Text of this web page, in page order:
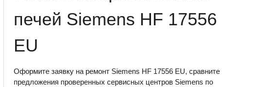
печей Siemens HF 17556
EU
Оформите заявку на ремонт Siemens HF 17556 EU, сравните
предложения проверенных сервисных центров Siemens по